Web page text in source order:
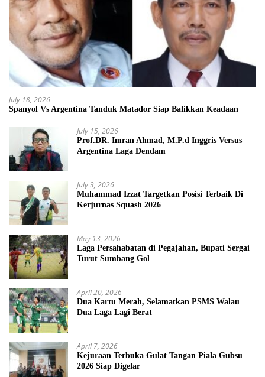
July 18, 2026
Spanyol Vs Argentina Tanduk Matador Siap Balikkan Keadaan
July 15, 2026
Prof.DR. Imran Ahmad, M.P.d Inggris Versus
Argentina Laga Dendam
July 3, 2026
Muhammad Izzat Targetkan Posisi Terbaik Di
Kerjurnas Squash 2026
May 13, 2026
Laga Persahabatan di Pegajahan, Bupati Sergai
Turut Sumbang Gol
April 20, 2026
Dua Kartu Merah, Selamatkan PSMS Walau
Dua Laga Lagi Berat
April 7, 2026
Kejuraan Terbuka Gulat Tangan Piala Gubsu
2026 Siap Digelar